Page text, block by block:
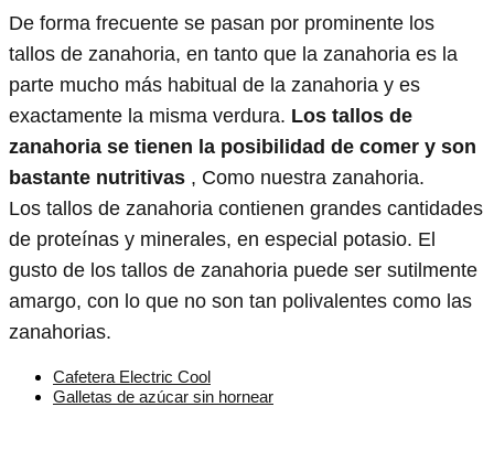
De forma frecuente se pasan por prominente los
tallos de zanahoria, en tanto que la zanahoria es la
parte mucho más habitual de la zanahoria y es
exactamente la misma verdura. Los tallos de
zanahoria se tienen la posibilidad de comer y son
bastante nutritivas , Como nuestra zanahoria.
Los tallos de zanahoria contienen grandes cantidades
de proteínas y minerales, en especial potasio. El
gusto de los tallos de zanahoria puede ser sutilmente
amargo, con lo que no son tan polivalentes como las
zanahorias.
Cafetera Electric Cool
Galletas de azúcar sin hornear